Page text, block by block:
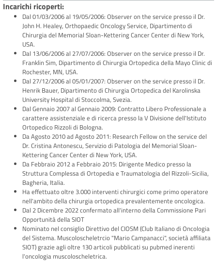
Incarichi ricoperti
Dal 01/03/2006 al 19/05/2006: Observer on the service presso il Dr.
John H. Healey, Orthopaedic Oncology Service, Dipartimento di
Chirurgia del Memorial Sloan-Kettering Cancer Center di New York,
USA.
Dal 13/06/2006 al 27/07/2006: Observer on the service presso il Dr.
Franklin Sim, Dipartimento di Chirurgia Ortopedica della Mayo Clinic di
Rochester, MN, USA.
Dal 27/12/2006 al 05/01/2007: Observer on the service presso il Dr.
Henrik Bauer, Dipartimento di Chirurgia Ortopedica del Karolinska
University Hospital di Stoccolma, Svezia.
Dal Gennaio 2007 al Gennaio 2009: Contratto Libero Professionale a
carattere assistenziale e di ricerca presso la V Divisione dell'Istituto
Ortopedico Rizzoli di Bologna.
Da Agosto 2010 ad Agosto 2011: Research Fellow on the service del
Dr. Cristina Antonescu, Servizio di Patologia del Memorial Sloan-
Kettering Cancer Center di New York, USA.
Da Febbraio 2012 a Febbraio 2015: Dirigente Medico presso la
Struttura Complessa di Ortopedia e Traumatologia del Rizzoli-Sicilia,
Bagheria, Italia.
Ha effettuato oltre 3.000 interventi chirurgici come primo operatore
nell'ambito della chirurgia ortopedica prevalentemente oncologica.
Dal 2 Dicembre 2022 confermato all'interno della Commissione Pari
Opportunità della SIOT
Nominato nel consiglio Direttivo del CIOSM (Club Italiano di Oncologia
del Sistema. Muscoloscheletrcio "Mario Campanacci", società affiliata
SIOT) grazie agli oltre 130 articoli pubblicati su pubmed inerenti
l'oncologia muscoloscheletrica.